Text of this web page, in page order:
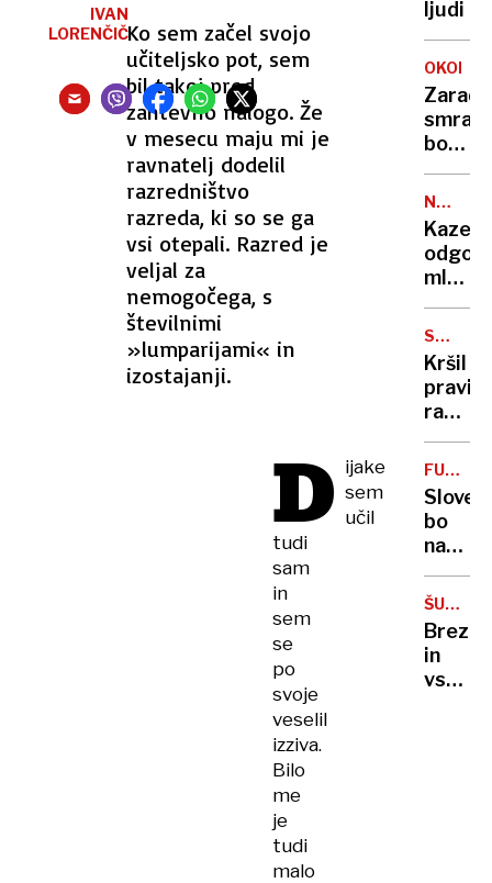
Ko sem začel svojo
učiteljsko pot, sem
bil takoj pred
zahtevno nalogo. Že
v mesecu maju mi je
ravnatelj dodelil
razredništvo
razreda, ki so se ga
vsi otepali. Razred je
veljal za
nemogočega, s
številnimi
»lumparijami« in
izostajanji.
IVAN
LORENČIČ
D ijake
sem
učil
tudi
sam
in
sem
se
po
svoje
veselil
izziva.
Bilo
me
je
tudi
malo
ljudi
OKOLJE
Zaradi
bodo
NOVA
hitrejši
in
strožji
odziv
za
SODNI
SVET
Kršil
pravila:
DANILA
TÜRKA
bo
na
in
osem
ZAKON
in
vstopi